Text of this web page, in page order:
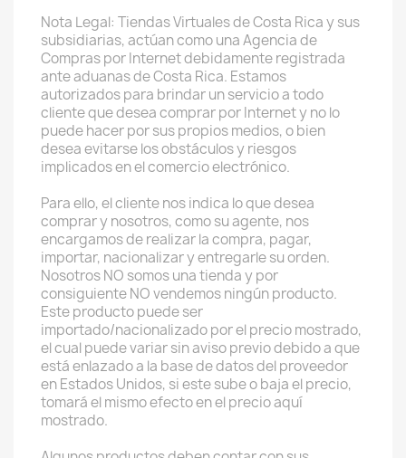
Nota Legal: Tiendas Virtuales de Costa Rica y sus
subsidiarias, actúan como una Agencia de
Compras por Internet debidamente registrada
ante aduanas de Costa Rica. Estamos
autorizados para brindar un servicio a todo
cliente que desea comprar por Internet y no lo
puede hacer por sus propios medios, o bien
desea evitarse los obstáculos y riesgos
implicados en el comercio electrónico.
Para ello, el cliente nos indica lo que desea
comprar y nosotros, como su agente, nos
encargamos de realizar la compra, pagar,
importar, nacionalizar y entregarle su orden.
Nosotros NO somos una tienda y por
consiguiente NO vendemos ningún producto.
Este producto puede ser
importado/nacionalizado por el precio mostrado,
el cual puede variar sin aviso previo debido a que
está enlazado a la base de datos del proveedor
en Estados Unidos, si este sube o baja el precio,
tomará el mismo efecto en el precio aquí
mostrado.